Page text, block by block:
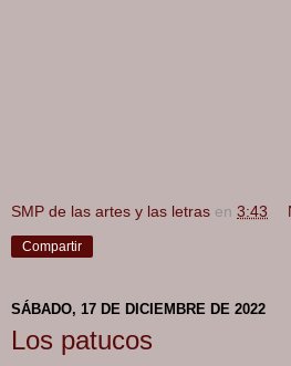
SMP de las artes y las letras en 3:43
Compartir
SÁBADO, 17 DE DICIEMBRE DE 2022
Los patucos